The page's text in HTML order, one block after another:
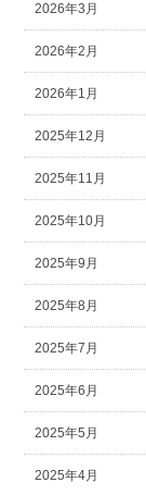
2026年3月
2026年2月
2026年1月
2025年12月
2025年11月
2025年10月
2025年9月
2025年8月
2025年7月
2025年6月
2025年5月
2025年4月